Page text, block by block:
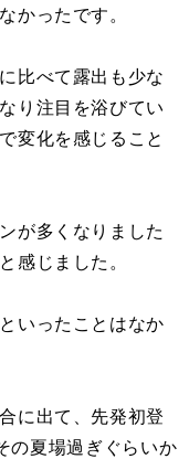
かったです。
比べて露出も少な
り注目を浴びてい
変化を感じること
が多くなりました
感じました。
いったことはなか
に出て、先発初登
の夏場過ぎぐらいか